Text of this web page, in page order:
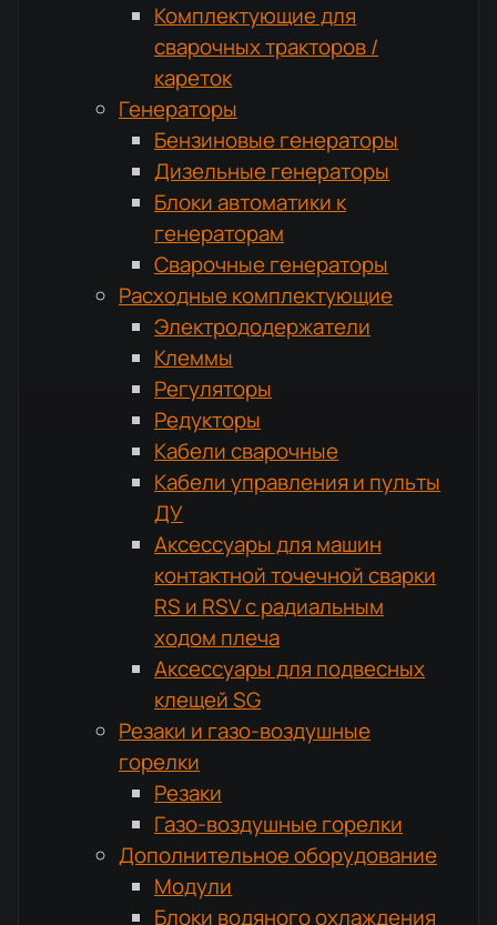
Комплектующие для
сварочных тракторов /
кареток
Генераторы
Бензиновые генераторы
Дизельные генераторы
Блоки автоматики к
генераторам
Сварочные генераторы
Расходные комплектующие
Электрододержатели
Клеммы
Регуляторы
Редукторы
Кабели сварочные
Кабели управления и пульты
ДУ
Аксессуары для машин
контактной точечной сварки
RS и RSV с радиальным
ходом плеча
Аксессуары для подвесных
клещей SG
Резаки и газо-воздушные
горелки
Резаки
Газо-воздушные горелки
Дополнительное оборудование
Модули
Блоки водяного охлаждения